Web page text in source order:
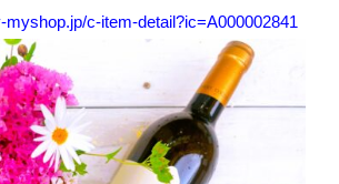
myshop.jp/c-item-detail?ic=A000002841